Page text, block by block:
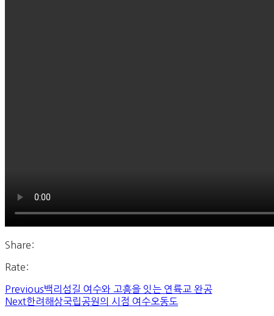
Share:
Rate:
Previous백리섬길 여수와 고흥을 잇는 연륙교 완공
Next한려해상국립공원의 시점 여수오동도